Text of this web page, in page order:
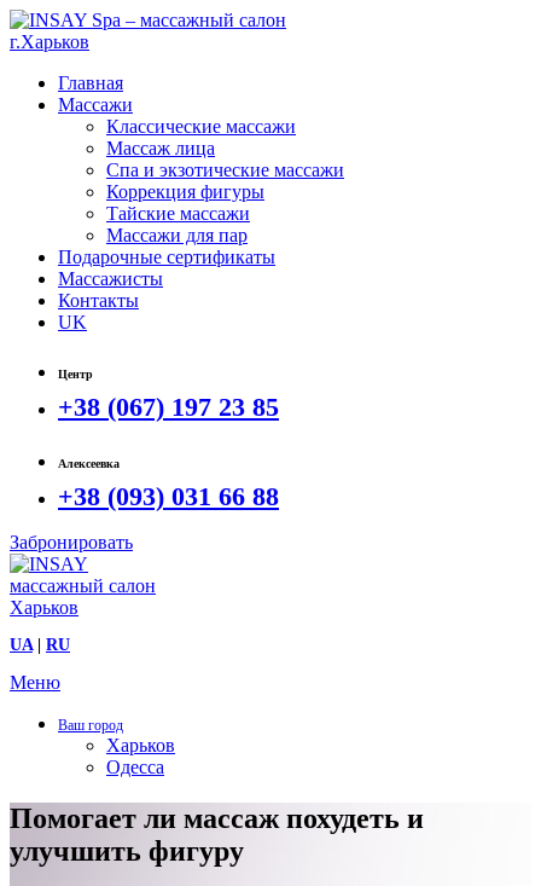
Главная
Массажи
Классические массажи
Массаж лица
Спа и экзотические массажи
Коррекция фигуры
Тайские массажи
Массажи для пар
Подарочные сертификаты
Массажисты
Контакты
UK
Центр
+38 (067) 197 23 85
Алексеевка
+38 (093) 031 66 88
Забронировать
UA| RU
Меню
Ваш город
Харьков
Одесса
Помогает ли массаж похудеть и
улучшить фигуру